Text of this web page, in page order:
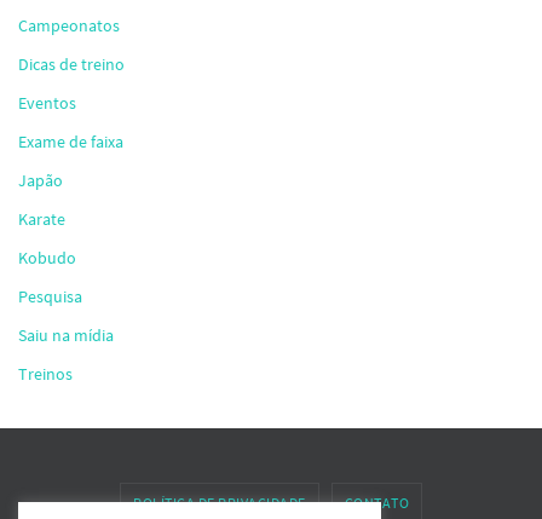
Campeonatos
Dicas de treino
Eventos
Exame de faixa
Japão
Karate
Kobudo
Pesquisa
Saiu na mídia
Treinos
POLÍTICA DE PRIVACIDADE CONTATO